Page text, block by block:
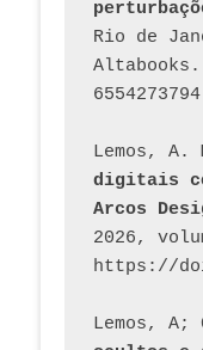
Rio de
6554273794
Lemos, A.
digitais
Arcos
2026,
https://
Lemos, A;